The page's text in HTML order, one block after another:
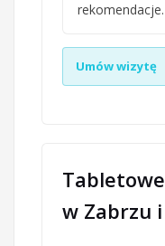
rekomendacje.
Umów wizytę
w Zabrzu